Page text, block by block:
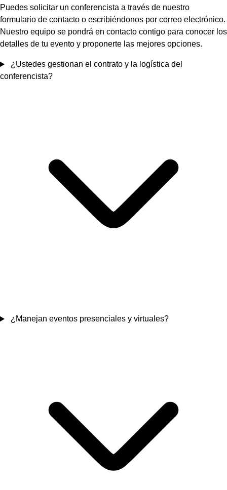
Puedes solicitar un conferencista a través de nuestro
formulario de contacto o escribiéndonos por correo electrónico.
Nuestro equipo se pondrá en contacto contigo para conocer los
detalles de tu evento y proponerte las mejores opciones.
¿Ustedes gestionan el contrato y la logística del
conferencista?
¿Manejan eventos presenciales y virtuales?